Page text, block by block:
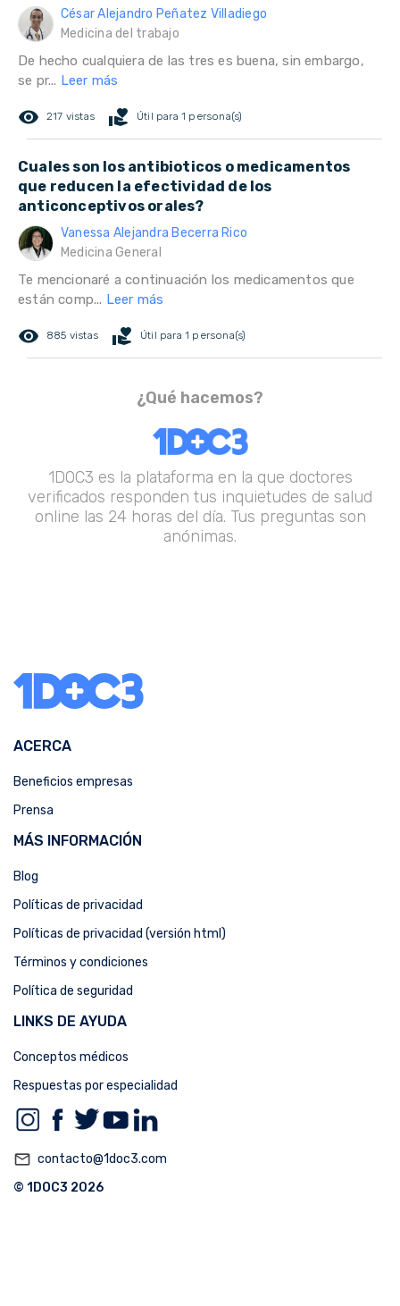
César Alejandro Peñatez Villadiego
Medicina del trabajo
De hecho cualquiera de las tres es buena, sin embargo,
se pr... Leer más
remove_red_eye 217 vistas volunteer_activism Útil para 1 persona(s)
Cuales son los antibioticos o medicamentos
que reducen la efectividad de los
anticonceptivos orales?
Vanessa Alejandra Becerra Rico
Medicina General
Te mencionaré a continuación los medicamentos que
están comp... Leer más
remove_red_eye 885 vistas volunteer_activism Útil para 1 persona(s)
¿Qué hacemos?
1DOC3 es la plataforma en la que doctores
verificados responden tus inquietudes de salud
online las 24 horas del día. Tus preguntas son
anónimas.
ACERCA
Beneficios empresas
Prensa
MÁS INFORMACIÓN
Blog
Políticas de privacidad
Políticas de privacidad (versión html)
Términos y condiciones
Política de seguridad
LINKS DE AYUDA
Conceptos médicos
Respuestas por especialidad
mail_outline contacto@1doc3.com
© 1DOC3 2026